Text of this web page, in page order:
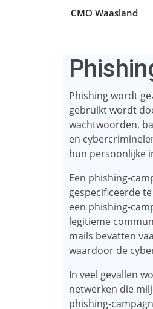
CMO Waasland
Phishing wordt
gebruikt wordt
wachtwoorden,
en
hun persoonlijke
Een phishing-
gespecificeerde
een phishing-
legitieme
mails bevatten
waardoor de
In veel gevallen
netwerken die
phishing-